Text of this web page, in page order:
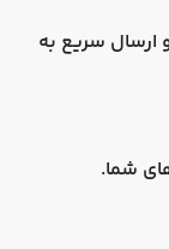
ارسال سریع به
شما.